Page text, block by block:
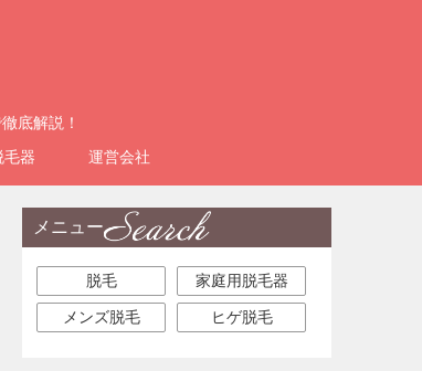
底解説！
毛器 運営会社
メニュー
脱毛 家庭用脱毛器
メンズ脱毛 ヒゲ脱毛